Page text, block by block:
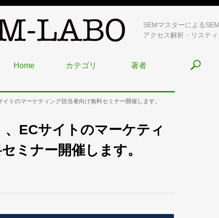
SEMマスターによる
アクセス解析・リステ
Home カテゴリ 著者
トのマーケティング担当者向け無料セミナー開催します。
ECサイトのマーケティ
ミナー開催します。